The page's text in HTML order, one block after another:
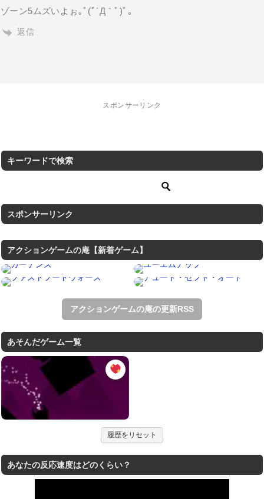
ゾーン5ムズいよぉ｡ﾟ(ﾟ´Д｀ﾟ)ﾟ｡
返信
スポンサーリンク
キーワードで検索
スポンサーリンク
アクションゲームの庵【新着ゲーム】
アクションゲームの庵の更新RSS
あそんだゲーム一覧
履歴をリセット
あなたの反応速度はどのくらい？